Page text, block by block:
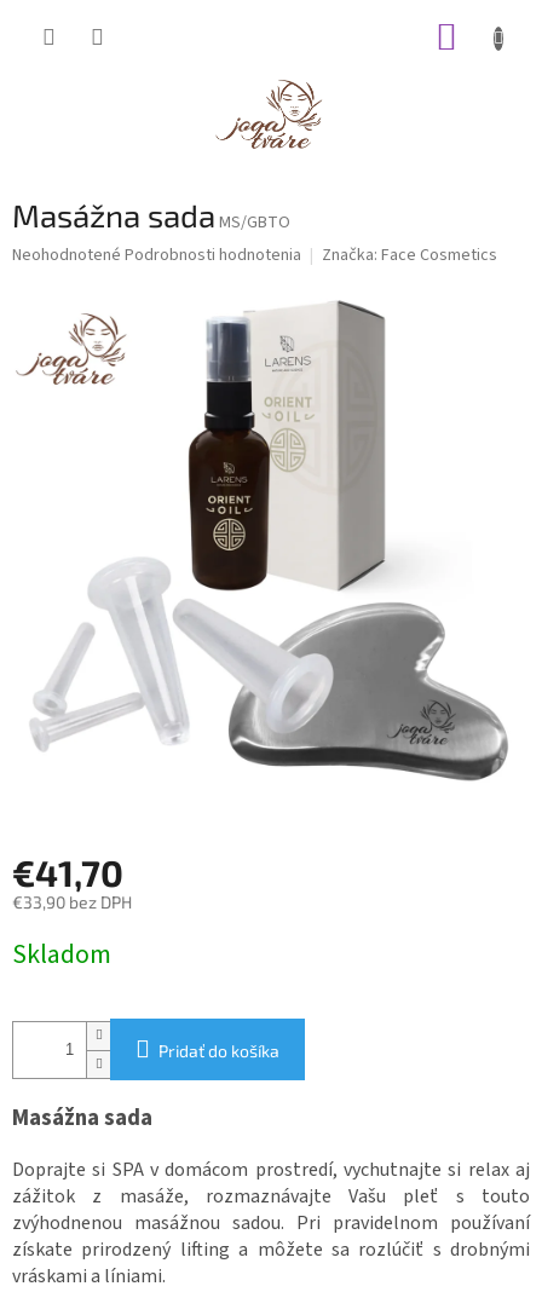
Masážna sada MS/GBTO
Priemerné
z
Neohodnotené Podrobnosti hodnotenia Značka: Face Cosmetics
€41,70
€33,90 bez DPH
cena:
Skladom
Pridať do košíka
Masážna sada
Doprajte si SPA v domácom prostredí, vychutnajte si relax aj
zážitok z masáže, rozmaznávajte Vašu pleť s touto
zvýhodnenou masážnou sadou. Pri pravidelnom používaní
získate prirodzený lifting a môžete sa rozlúčiť s drobnými
vráskami a líniami.